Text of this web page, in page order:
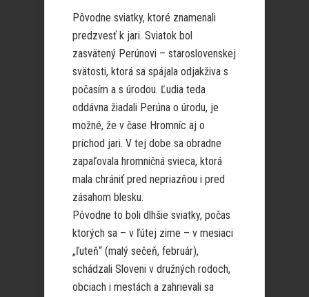
Pôvodne sviatky, ktoré znamenali
predzvesť k jari. Sviatok bol
zasvätený Perúnovi – staroslovenskej
svätosti, ktorá sa spájala odjakživa s
počasím a s úrodou. Ľudia teda
oddávna žiadali Perúna o úrodu, je
možné, že v čase Hromníc aj o
príchod jari. V tej dobe sa obradne
zapaľovala hromničná svieca, ktorá
mala chrániť pred nepriazňou i pred
zásahom blesku.
Pôvodne to boli dlhšie sviatky, počas
ktorých sa – v ľútej zime – v mesiaci
„ľuteň“ (malý sečeň, február),
schádzali Sloveni v družných rodoch,
obciach i mestách a zahrievali sa